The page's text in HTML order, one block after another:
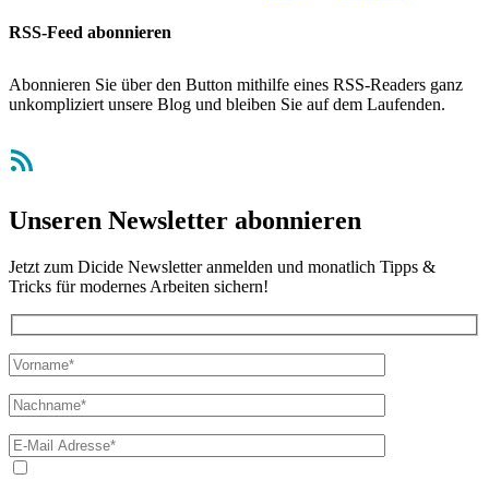
RSS-Feed abonnieren
Abonnieren Sie über den Button mithilfe eines RSS-Readers ganz
unkompliziert unsere Blog und bleiben Sie auf dem Laufenden.
RSS-Feed
Unseren Newsletter abonnieren
Jetzt zum Dicide Newsletter anmelden und monatlich Tipps &
Tricks für modernes Arbeiten sichern!